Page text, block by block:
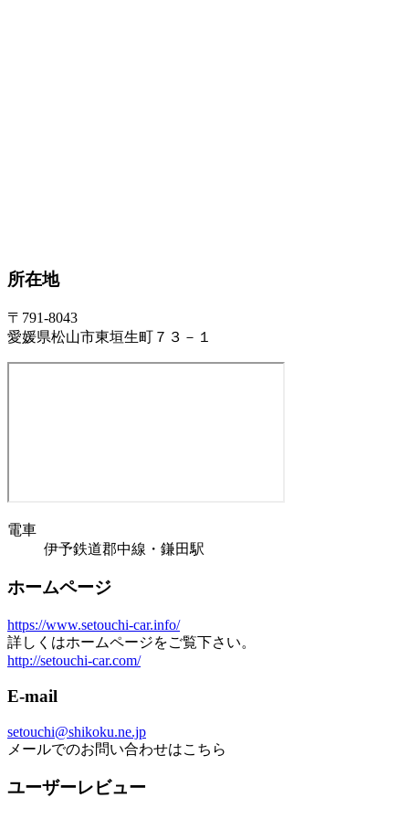
所在地
〒791-8043
愛媛県松山市東垣生町７３－１
電車
伊予鉄道郡中線・鎌田駅
ホームページ
https://www.setouchi-car.info/
詳しくはホームページをご覧下さい。
http://setouchi-car.com/
E-mail
setouchi@shikoku.ne.jp
メールでのお問い合わせはこちら
ユーザーレビュー